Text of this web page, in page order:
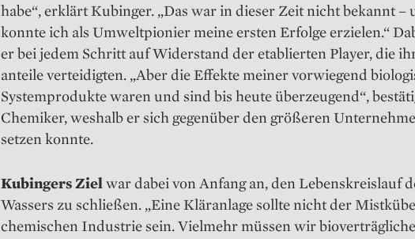
habe“, erklärt Kubinger. „Das war in dieser Zeit nicht bekannt –
konnte ich als Umweltpionier meine ersten Erfolge erzielen.“
er bei jedem Schritt auf Widerstand der etablierten Player, die
anteile verteidigten. „Aber die Effekte meiner vorwiegend
Sys­temprodukte waren und sind bis heute überzeugend“,
Chemiker, weshalb er sich gegenüber den größeren
setzen konnte.
Kubingers Ziel war dabei von Anfang an, den Lebenskreislauf
Wassers zu schließen. „Eine Klär­anlage sollte nicht der
chemischen Industrie sein. Vielmehr müssen wir bioverträgliche